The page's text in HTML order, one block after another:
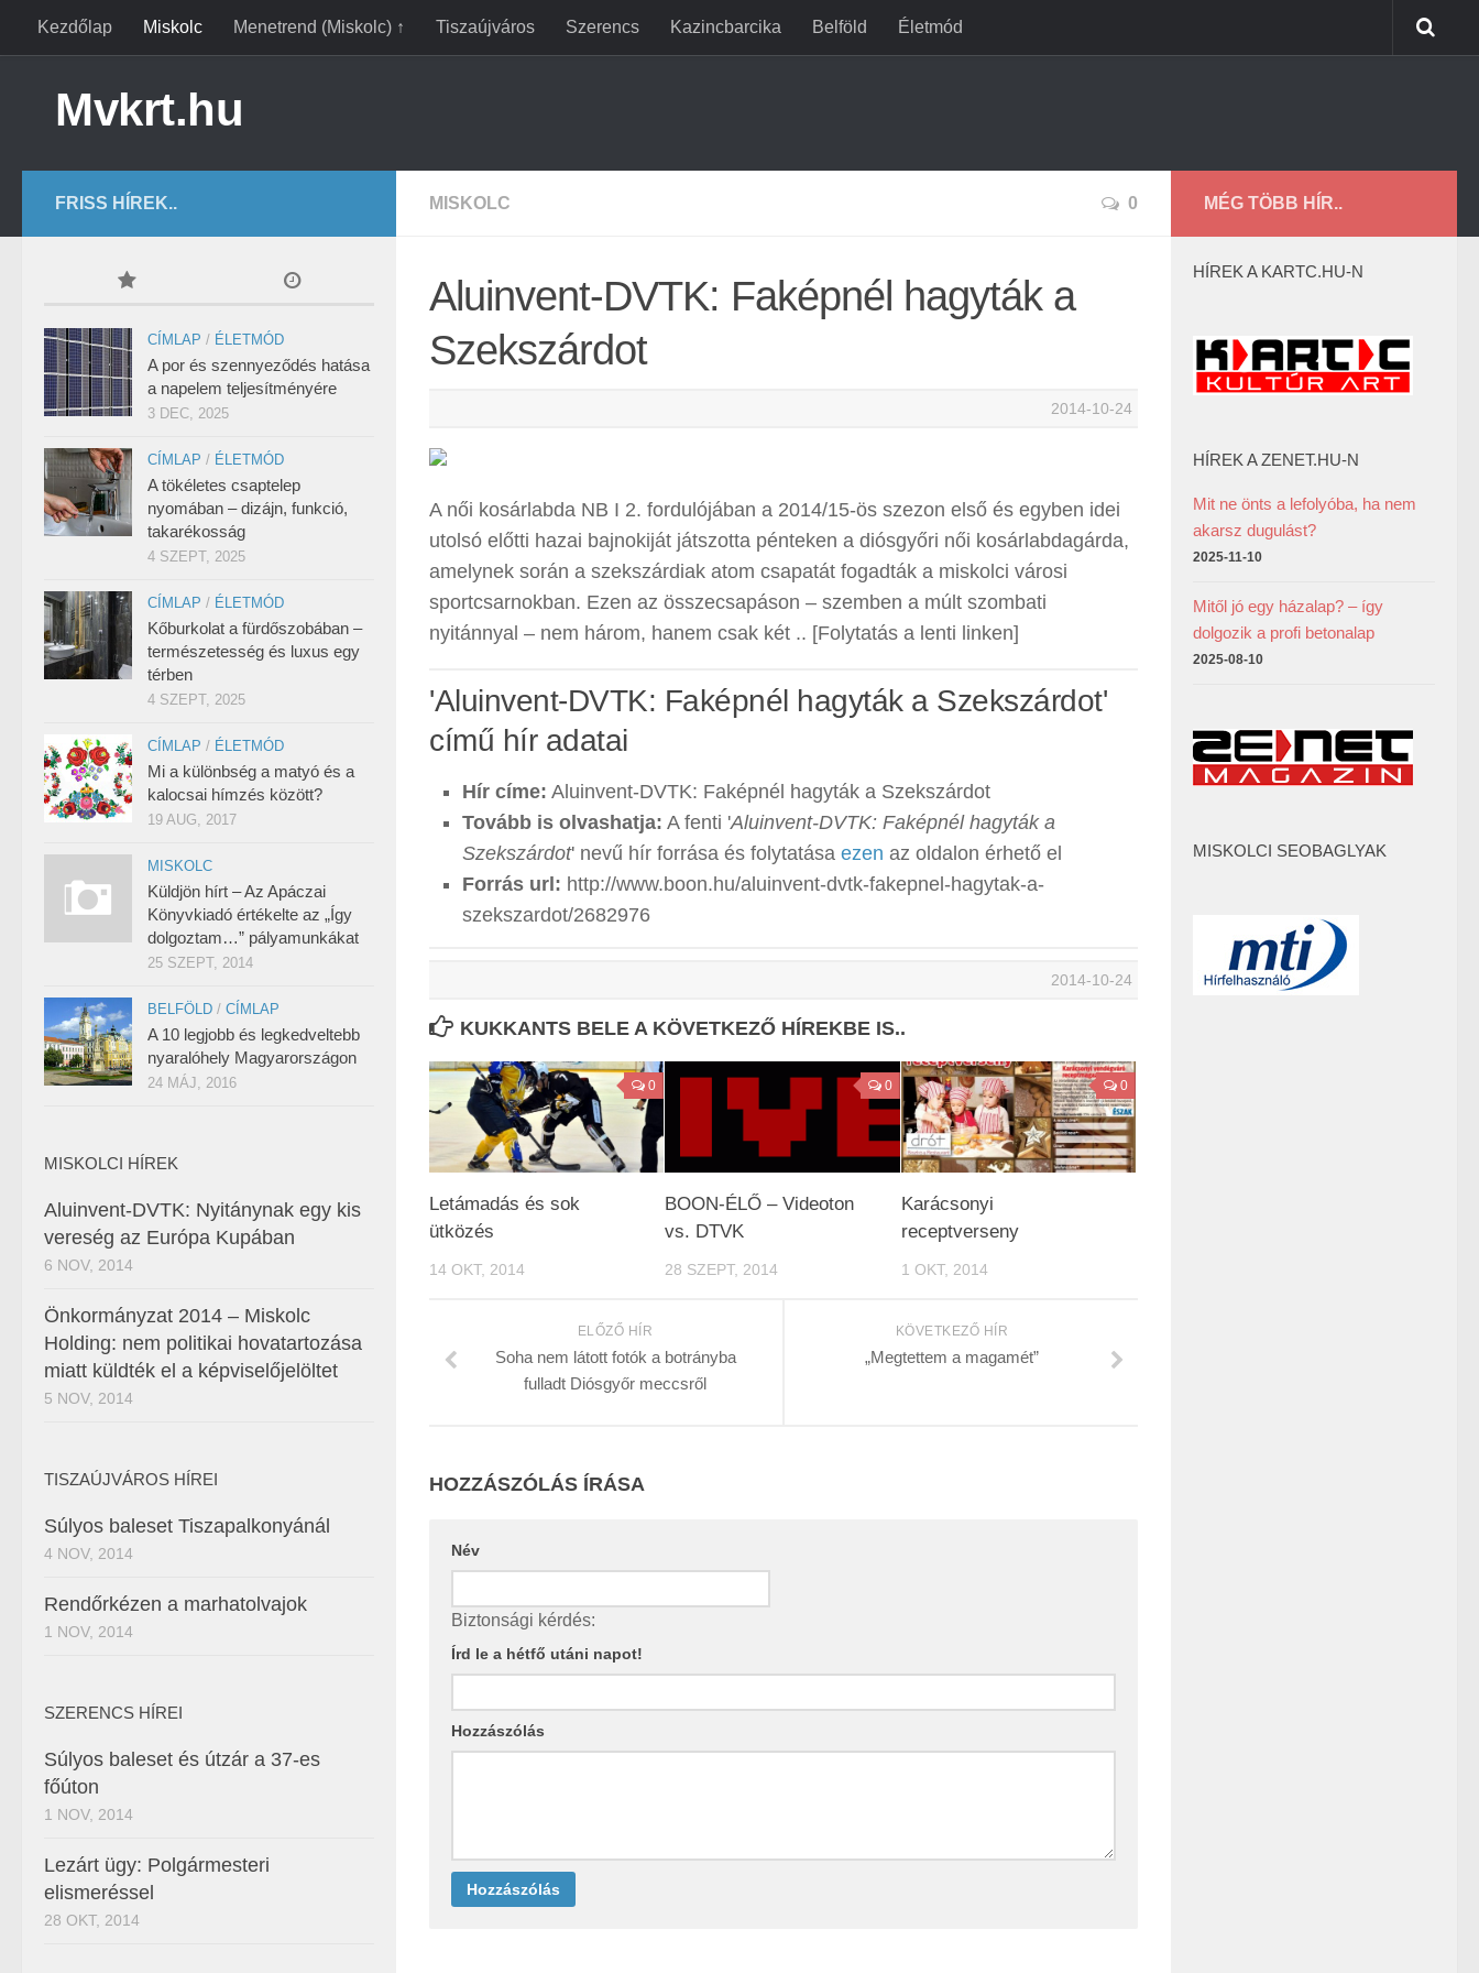
Kezdőlap Miskolc Menetrend (Miskolc) ↑ Tiszaújváros Szerencs Kazincbarcika Belföld Életmód
Mvkrt.hu
MISKOLC 0
Aluinvent-DVTK: Faképnél hagyták a
Szekszárdot
2014-10-24
A női kosárlabda NB I 2. fordulójában a 2014/15-ös szezon első és egyben idei
utolsó előtti hazai bajnokiját játszotta pénteken a diósgyőri női kosárlabdagárda,
amelynek során a szekszárdiak atom csapatát fogadták a miskolci városi
sportcsarnokban. Ezen az összecsapáson – szemben a múlt szombati
nyitánnyal – nem három, hanem csak két .. [Folytatás a lenti linken]
'Aluinvent-DVTK: Faképnél hagyták a Szekszárdot'
című hír adatai
Hír címe: Aluinvent-DVTK: Faképnél hagyták a Szekszárdot
Tovább is olvashatja: A fenti 'Aluinvent-DVTK: Faképnél hagyták a
Szekszárdot' nevű hír forrása és folytatása ezen az oldalon érhető el
Forrás url: http://www.boon.hu/aluinvent-dvtk-fakepnel-hagytak-a-
szekszardot/2682976
2014-10-24
KUKKANTS BELE A KÖVETKEZŐ HÍREKBE IS..
0
Letámadás és sok
ütközés
14 OKT, 2014
0
BOON-ÉLŐ – Videoton
vs. DTVK
28 SZEPT, 2014
0
Karácsonyi
receptverseny
1 OKT, 2014
KÖVETKEZŐ HÍR
„Megtettem a magamét”
ELŐZŐ HÍR
Soha nem látott fotók a botrányba
fulladt Diósgyőr meccsről
HOZZÁSZÓLÁS ÍRÁSA
Név
Biztonsági kérdés:
Írd le a hétfő utáni napot!
Hozzászólás
FRISS HÍREK..
CÍMLAP / ÉLETMÓD
A por és szennyeződés hatása
a napelem teljesítményére
3 DEC, 2025
CÍMLAP / ÉLETMÓD
A tökéletes csaptelep
nyomában – dizájn, funkció,
takarékosság
4 SZEPT, 2025
CÍMLAP / ÉLETMÓD
Kőburkolat a fürdőszobában –
természetesség és luxus egy
térben
4 SZEPT, 2025
CÍMLAP / ÉLETMÓD
Mi a különbség a matyó és a
kalocsai hímzés között?
19 AUG, 2017
MISKOLC
Küldjön hírt – Az Apáczai
Könyvkiadó értékelte az „Így
dolgoztam…” pályamunkákat
25 SZEPT, 2014
BELFÖLD / CÍMLAP
A 10 legjobb és legkedveltebb
nyaralóhely Magyarországon
24 MÁJ, 2016
MISKOLCI HÍREK
Aluinvent-DVTK: Nyitánynak egy kis
vereség az Európa Kupában
6 NOV, 2014
Önkormányzat 2014 – Miskolc
Holding: nem politikai hovatartozása
miatt küldték el a képviselőjelöltet
5 NOV, 2014
TISZAÚJVÁROS HÍREI
Súlyos baleset Tiszapalkonyánál
4 NOV, 2014
Rendőrkézen a marhatolvajok
1 NOV, 2014
SZERENCS HÍREI
Súlyos baleset és útzár a 37-es
főúton
1 NOV, 2014
Lezárt ügy: Polgármesteri
elismeréssel
28 OKT, 2014
MÉG TÖBB HÍR..
HÍREK A KARTC.HU-N
HÍREK A ZENET.HU-N
Mit ne önts a lefolyóba, ha nem
akarsz dugulást?
2025-11-10
Mitől jó egy házalap? – így
dolgozik a profi betonalap
2025-08-10
MISKOLCI SEOBAGLYAK